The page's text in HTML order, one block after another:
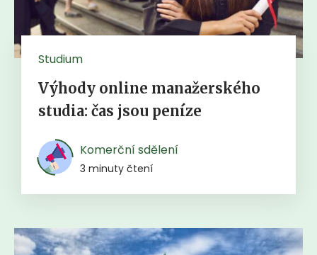
Studium
Výhody online manažerského
studia: čas jsou peníze
Komerční sdělení
3 minuty čtení